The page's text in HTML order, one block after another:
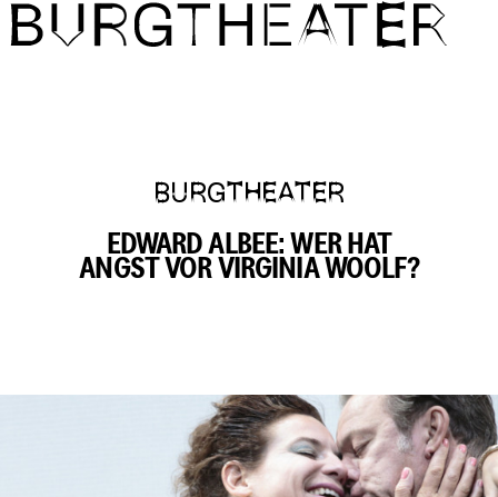
Direkt zum Inhalt
EDWARD ALBEE: WER HAT
ANGST VOR VIRGINIA WOOLF?
BURGTHEATER